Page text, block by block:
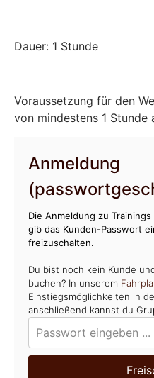
Dauer: 1 Stunde
Voraussetzung für den
von mindestens 1 Stunde
Anmeldung
Die Anmeldung zu
gib das Kunden-Passwort
freizuschalten.
Du bist noch kein Kunde
buchen? In unserem
Einstiegsmöglichkeiten in
anschließend kannst du